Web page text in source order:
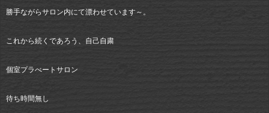
勝手ながらサロン内にて漂わせています～。
これから続くであろう、自己自粛
個室プラべートサロン
待ち時間無し